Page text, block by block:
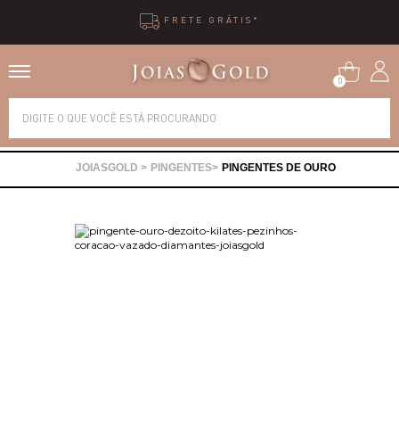
FRETE GRÁTIS*
0
PINGENTES PINGENTES DE OURO
Alianças
Brincos